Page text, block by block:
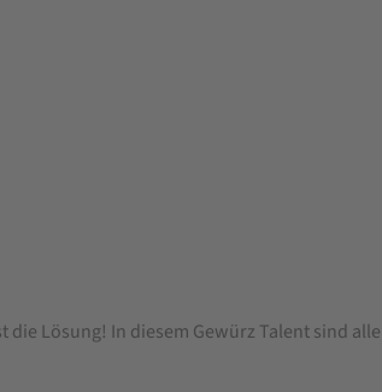
Lösung! In diesem Gewürz Talent sind